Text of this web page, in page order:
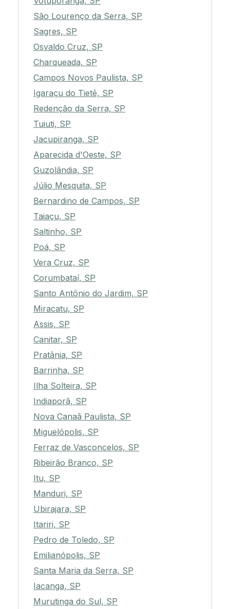
São Lourenço da Serra, SP
Sagres, SP
Osvaldo Cruz, SP
Charqueada, SP
Campos Novos Paulista, SP
Igaraçu do Tietê, SP
Redenção da Serra, SP
Tuiuti, SP
Jacupiranga, SP
Aparecida d'Oeste, SP
Guzolândia, SP
Júlio Mesquita, SP
Bernardino de Campos, SP
Taiaçu, SP
Saltinho, SP
Poá, SP
Vera Cruz, SP
Corumbataí, SP
Santo Antônio do Jardim, SP
Miracatu, SP
Assis, SP
Canitar, SP
Pratânia, SP
Barrinha, SP
Ilha Solteira, SP
Indiaporã, SP
Nova Canaã Paulista, SP
Miguelópolis, SP
Ferraz de Vasconcelos, SP
Ribeirão Branco, SP
Itu, SP
Manduri, SP
Ubirajara, SP
Itariri, SP
Pedro de Toledo, SP
Emilianópolis, SP
Santa Maria da Serra, SP
Iacanga, SP
Murutinga do Sul, SP